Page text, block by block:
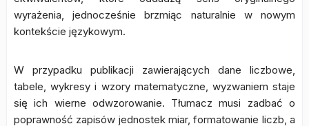
wyrażenia, jednocześnie brzmiąc naturalnie w nowym
kontekście językowym.
W przypadku publikacji zawierających dane liczbowe,
tabele, wykresy i wzory matematyczne, wyzwaniem staje
się ich wierne odwzorowanie. Tłumacz musi zadbać o
poprawność zapisów jednostek miar, formatowanie liczb, a